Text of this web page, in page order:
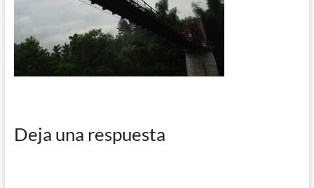
Deja una respuesta